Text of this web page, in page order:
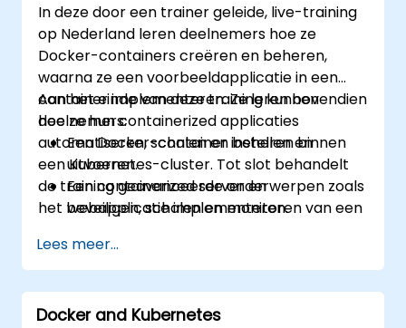
lossen.
In deze door een trainer geleide, live-training
op Nederland leren deelnemers hoe ze
Docker-containers creëren en beheren,
waarna ze een voorbeeldapplicatie in een
container implementeren. Ze leren bovendien
hoe ze hun containerized applicaties
automatiseren, schalen en beheren binnen
een Kubernetes-cluster. Tot slot behandelt
de training geavanceerde onderwerpen zoals
het beveiligen, schalen en monitoren van een
Aan het einde van deze training kunnen
deelnemers:
Een Docker-container instellen en
uitvoeren.
Een containerized server en
webapplicatie implementeren.
beheren.
Een Docker- en Kubernetes-cluster
opzetten.
Kubernetes gebruiken om een
Lees meer...
Docker and Kubernetes